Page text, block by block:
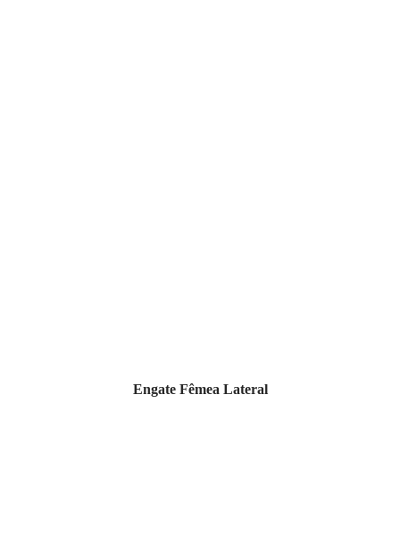
Engate Fêmea Lateral